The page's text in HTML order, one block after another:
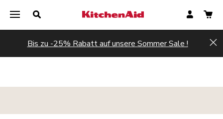
Bis zu -25% Rabatt auf unsere Sommer Sale !